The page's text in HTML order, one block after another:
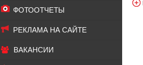
ФОТООТЧЕТЫ
РЕКЛАМА НА САЙТЕ
ВАКАНСИИ